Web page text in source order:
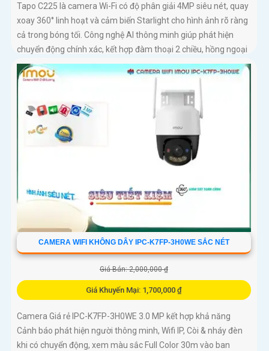
Tapo C225 là camera Wi-Fi có độ phân giải 4MP siêu nét, quay
xoay 360° linh hoạt và cảm biến Starlight cho hình ảnh rõ ràng
cả trong bóng tối. Công nghệ AI thông minh giúp phát hiện
chuyển động chính xác, kết hợp đàm thoại 2 chiều, hồng ngoại
10m, báo động bằng còi hú và đèn nháy, mang đến giải pháp
an ninh toàn diện, với khe cắm thẻ nhớ hỗ trợ tới 512GB lưu trữ
CAMERA WIFI KHÔNG DÂY IPC-K7FP-3H0WE SẮC NÉT
Giá Bán: 2,000,000 ₫
Giá Khuyến Mại: 1,700,000 ₫
Camera Giá rẻ IPC-K7FP-3H0WE 3.0 MP kết hợp khả năng
Cảnh báo phát hiện người thông minh, Wifi IP, Còi & nháy đèn
khi có chuyển động, xem màu sắc Full Color 30m vào ban